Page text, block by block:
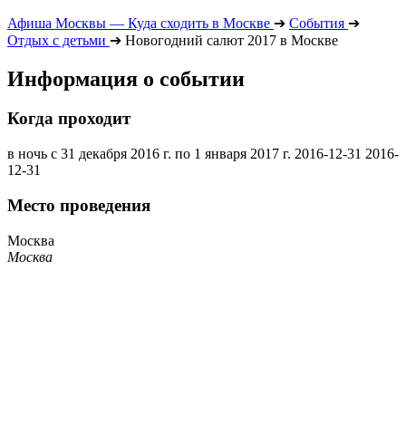
Афиша Москвы — Куда сходить в Москве ➔ События ➔
Отдых с детьми ➔ Новогодний салют 2017 в Москве
Информация о событии
Когда проходит
в ночь с 31 декабря 2016 г. по 1 января 2017 г. 2016-12-31 2016-
12-31
Место проведения
Москва
Москва